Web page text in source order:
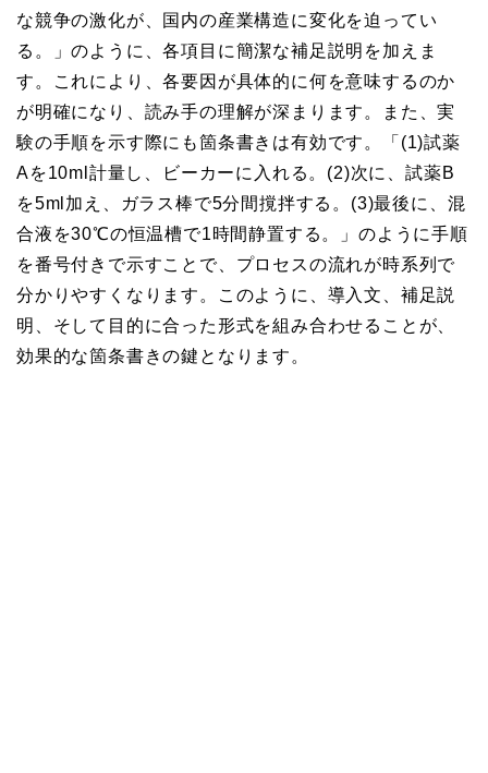
な競争の激化が、国内の産業構造に変化を迫ってい
る。」のように、各項目に簡潔な補足説明を加えま
す。これにより、各要因が具体的に何を意味するのか
が明確になり、読み手の理解が深まります。また、実
験の手順を示す際にも箇条書きは有効です。「(1)試薬
Aを10ml計量し、ビーカーに入れる。(2)次に、試薬B
を5ml加え、ガラス棒で5分間撹拌する。(3)最後に、混
合液を30℃の恒温槽で1時間静置する。」のように手順
を番号付きで示すことで、プロセスの流れが時系列で
分かりやすくなります。このように、導入文、補足説
明、そして目的に合った形式を組み合わせることが、
効果的な箇条書きの鍵となります。